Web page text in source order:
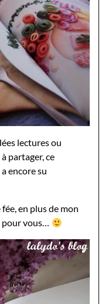
lectures ou
partager, ce
a encore su
en plus de mon
pour vous…